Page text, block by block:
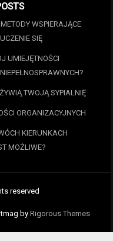
WSPIERAJĄCE
SIĘ
UMIEJĘTNOŚCI
TWOJĄ SYPIALNIĘ
ORGANIZACYJNYCH
KIERUNKACH
MOŻLIWE?
reserved
by Rigorous Themes